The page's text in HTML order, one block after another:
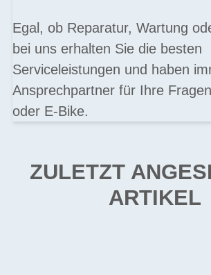
Egal, ob Reparatur, Wartung
bei uns erhalten Sie die besten
Serviceleistungen und haben
Ansprechpartner für Ihre
oder E-Bike.
ZULETZT
ARTIKEL